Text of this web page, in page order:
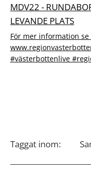
MDV22 -
LEVANDE PLATS
För mer information
#västerbottenlive
Taggat inom: